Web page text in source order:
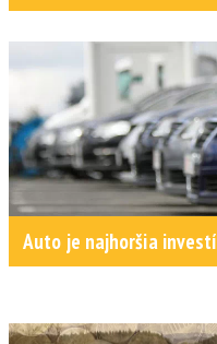
Auto je najhoršia